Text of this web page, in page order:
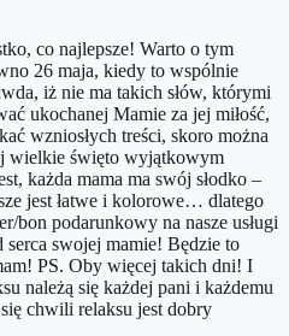
co najlepsze! Warto o tym
26 maja, kiedy to wspólnie
iż nie ma takich słów, którymi
ukochanej Mamie za jej miłość,
wzniosłych treści, skoro można
wielkie święto wyjątkowym
każda mama ma swój słodko –
jest łatwe i kolorowe… dlatego
bon podarunkowy na nasze usługi
swojej mamie! Będzie to
PS. Oby więcej takich dni! I
należą się każdej pani i każdemu
chwili relaksu jest dobry